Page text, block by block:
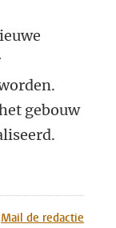
gebouw
Mail de redactie